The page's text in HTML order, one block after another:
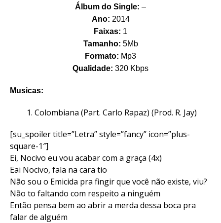
Álbum do Single: –
Ano: 2014
Faixas: 1
Tamanho: 5Mb
Formato: Mp3
Qualidade: 320 Kbps
Musicas:
Colombiana (Part. Carlo Rapaz) (Prod. R. Jay)
[su_spoiler title=”Letra” style=”fancy” icon=”plus-
square-1″]
Ei, Nocivo eu vou acabar com a graça (4x)
Eai Nocivo, fala na cara tio
Não sou o Emicida pra fingir que você não existe, viu?
Não to faltando com respeito a ninguém
Então pensa bem ao abrir a merda dessa boca pra
falar de alguém